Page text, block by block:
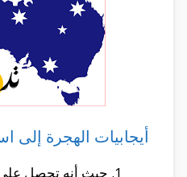
أيجابيات الهجرة إلى
حيث أنه تحصل